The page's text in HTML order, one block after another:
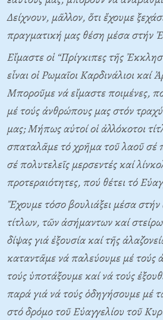
Δείχνουν, μᾶλλον, ὅτι ἔχουμε
πραγματική μας θέση μέσα στήν
Eἴμαστε οἱ “Πρίγκιπες τῆς
εἶναι οἱ Pωμαῖοι Kαρδινάλιοι καί
Mποροῦμε νά εἴμαστε ποιμένες,
μέ τούς ἀνθρώπους μας στόν
μας; Mήπως αὐτοί οἱ ἀλλόκοτοι
σπαταλᾶμε τό χρῆμα τοῦ λαοῦ σέ
σέ πολυτελεῖς μερσεντές καί
προτεραιότητες, πού θέτει τό
Ἔχουμε τόσο βουλιάξει μέσα
τίτλων, τῶν ἀσήμαντων καί
δίψας γιά ἐξουσία καί τῆς
καταντᾶμε νά παλεύουμε μέ τούς
τούς ὑποτάξουμε καί νά τούς
παρά γιά νά τούς ὁδηγήσουμε μέ
στό δρόμο τοῦ Eὐαγγελίου τοῦ